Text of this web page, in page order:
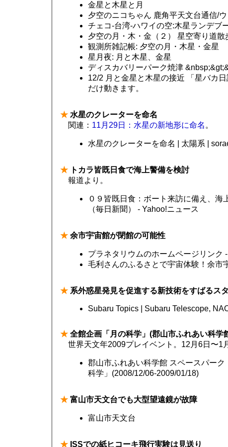
金星と木星と月
夕空のニコちゃん 鹿角平天文台通信/
チェコ-台湾-ハワイの空:木星ランデブ
夕空の月・木・金（２） 星空寄り道
観測所雑記帳: 夕空の月・木星・金星
星月夜: 月と木星、金星
ディスカバリーパーク焼津
12/2 月と金星と木星の接近 「星バカ
だけ動きます。
★ 水星のクレーターを命名
関連： 11月29日：水星の新地形に命名 。
水星のクレーターを命名 | 太陽系 |
★ トカラ皆既日食で海上警備を検討
報道より。
０９皆既日食：ボート来訪に備え、
（毎日新聞） - Yahoo!ニュース
★ 余市宇宙館が閉館の可能性
プラネタリウムのホームページリンク
毛利さんのふるさとで宇宙体験！余市
★ 系外惑星発見を促進する新技術をすばるス
Subaru Topics | Subaru Telescope,
★ 全館企画「月の科学」(郡山市ふれあい科学
世界天文年2009プレイベント。12月6日〜1
郡山市ふれあい科学館 スペースパー
科学」(2008/12/06-2009/01/18)
★ 富山市天文台でも大型望遠鏡が故障
富山市天文台
★ ISSでの紙ヒコーキ飛行実験は見送り